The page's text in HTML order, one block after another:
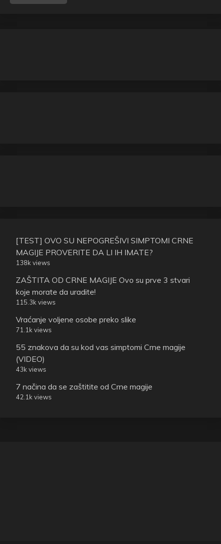
[TEST] OVO SU NEPOGREŠIVI SIMPTOMI CRNE
MAGIJE PROVERITE DA LI IH IMATE?
138k views
ZAŠTITA OD CRNE MAGIJE Ovo su prve 3 stvari
koje morate da uradite!
115.3k views
Vraćanje voljene osobe preko slike
71.1k views
55 znakova da su kod vas simptomi Crne magije
(VIDEO)
43k views
7 načina da se zaštitite od Crne magije
42.1k views